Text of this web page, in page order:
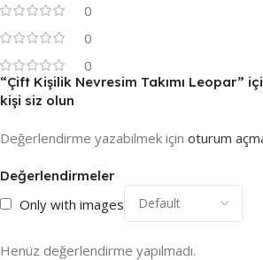
0
0
0
Değerlendirmeler
Only with images
Henüz değerlendirme yapılmadı.
“Çift Kişilik Nevresim Takımı Leopar”
kişi siz olun
Değerlendirme yazabilmek için oturum